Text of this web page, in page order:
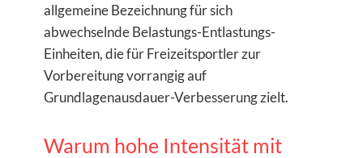
allgemeine Bezeichnung für sich
abwechselnde Belastungs-Entlastungs-
Einheiten, die für Freizeitsportler zur
Vorbereitung vorrangig auf
Grundlagenausdauer-Verbesserung zielt.
Warum hohe Intensität mit